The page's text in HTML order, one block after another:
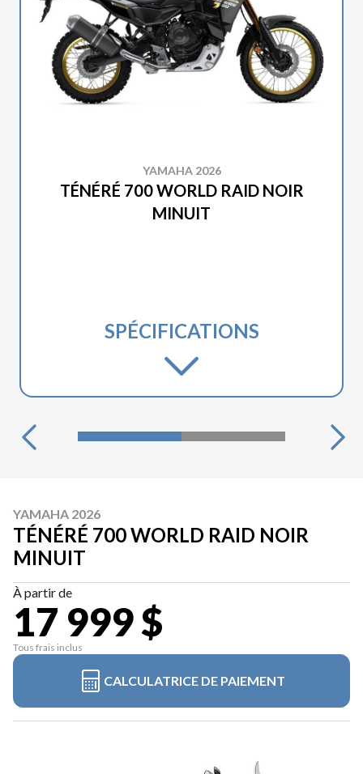
YAMAHA 2026
TÉNÉRÉ 700 WORLD RAID NOIR
MINUIT
SPÉCIFICATIONS
YAMAHA 2026
TÉNÉRÉ 700 WORLD RAID NOIR
MINUIT
À partir de
17 999 $
Tous frais inclus
CALCULATRICE DE PAIEMENT